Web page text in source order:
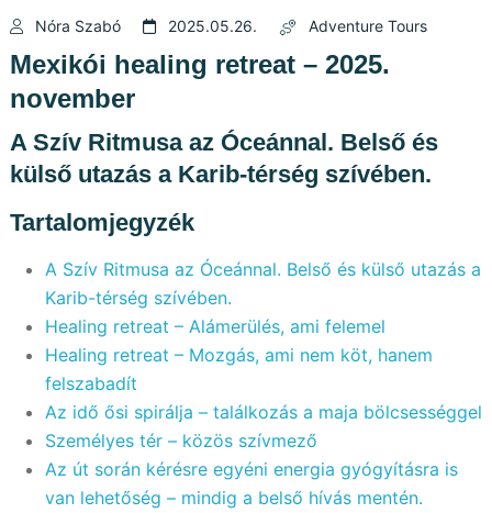
Nóra Szabó 2025.05.26. Adventure Tours
Mexikói healing retreat – 2025.
november
A Szív Ritmusa az Óceánnal. Belső és
külső utazás a Karib-térség szívében.
Tartalomjegyzék
A Szív Ritmusa az Óceánnal. Belső és külső utazás a
Karib-térség szívében.
Healing retreat – Alámerülés, ami felemel
Healing retreat – Mozgás, ami nem köt, hanem
felszabadít
Az idő ősi spirálja – találkozás a maja bölcsességgel
Személyes tér – közös szívmező
Az út során kérésre egyéni energia gyógyításra is
van lehetőség – mindig a belső hívás mentén.